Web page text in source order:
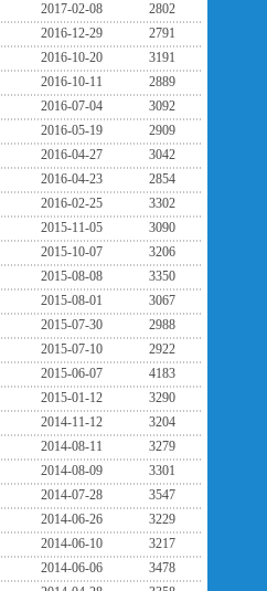
2017-02-08
2802
2016-12-29
2791
2016-10-20
3191
2016-10-11
2889
2016-07-04
3092
2016-05-19
2909
2016-04-27
3042
2016-04-23
2854
2016-02-25
3302
2015-11-05
3090
2015-10-07
3206
2015-08-08
3350
2015-08-01
3067
2015-07-30
2988
2015-07-10
2922
2015-06-07
4183
2015-01-12
3290
2014-11-12
3204
2014-08-11
3279
2014-08-09
3301
2014-07-28
3547
2014-06-26
3229
2014-06-10
3217
2014-06-06
3478